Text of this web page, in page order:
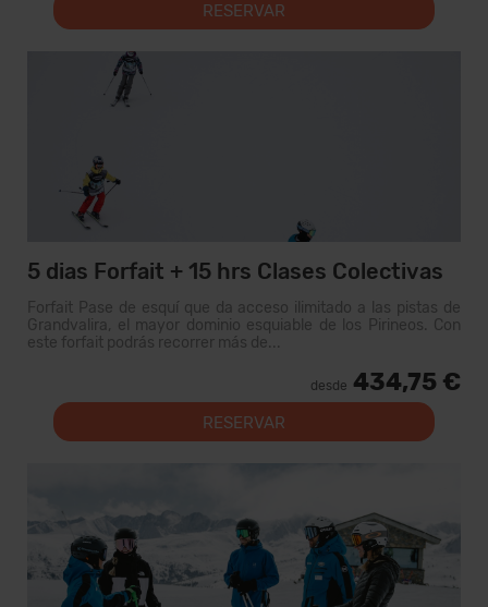
RESERVAR
5 dias Forfait + 15 hrs Clases Colectivas
Forfait Pase de esquí que da acceso ilimitado a las pistas de
Grandvalira, el mayor dominio esquiable de los Pirineos. Con
este forfait podrás recorrer más de...
desde 434,75 €
RESERVAR